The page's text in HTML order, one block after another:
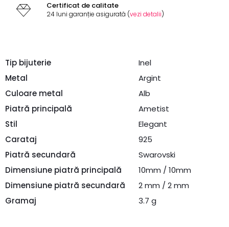
Tip bijuterie
Inel
Metal
Argint
Culoare metal
Alb
Piatră principală
Ametist
Stil
Elegant
Carataj
925
Piatră secundară
Swarovski
Dimensiune piatră principală
10mm / 10mm
Dimensiune piatră secundară
2 mm / 2 mm
Gramaj
3.7 g
Certificat de calitate
24 luni garanție asigurată (vezi detalii)